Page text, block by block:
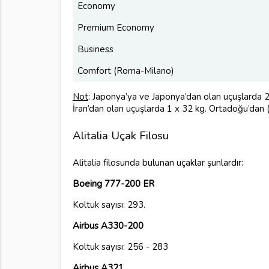
Economy
Premium Economy
Business
Comfort (Roma-Milano)
Not: Japonya’ya ve Japonya’dan olan
İran’dan olan uçuşlarda 1 x 32 kg.
Alitalia Uçak Filosu
Alitalia filosunda bulunan uçaklar şunlardır:
Boeing 777-200 ER
Koltuk sayısı: 293.
Airbus A330-200
Koltuk sayısı: 256 - 283